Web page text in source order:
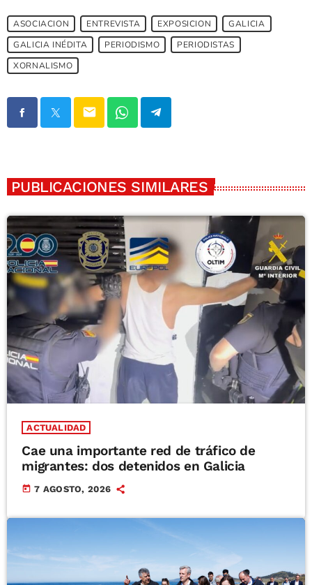
ASOCIACION ENTREVISTA EXPOSICION
GALICIA
GALICIA INÉDITA
PERIODISMO
PERIODISTAS
XORNALISMO
email
PUBLICACIONES SIMILARES
ACTUALIDAD
Cae una importante red de tráfico de
migrantes: dos detenidos en Galicia
today 7 AGOSTO, 2026